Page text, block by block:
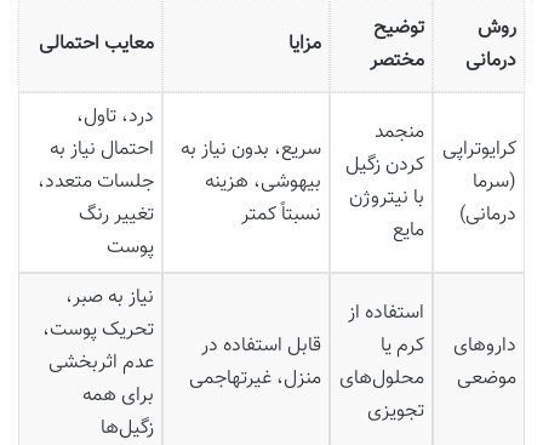
روش
درمانی
توضیح
مختصر
مزایا معایب احتمالی
کرایوتراپی
(سرما
درمانی)
منجمد
کردن زگیل
با نیتروژن
مایع
سریع، بدون نیاز به
بیهوشی، هزینه
نسبتاً کمتر
درد، تاول،
احتمال نیاز به
جلسات متعدد،
تغییر رنگ
پوست
داروهای
موضعی
استفاده از
کرم یا
محلول‌های
تجویزی
قابل استفاده در
منزل، غیرتهاجمی
نیاز به صبر،
تحریک پوست،
عدم اثربخشی
برای همه
زگیل‌ها